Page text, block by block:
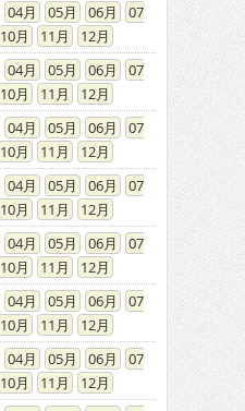
04 05 06
07
10 11
12
04 05 06
07
10 11
12
04 05 06
07
10 11
12
04 05 06
07
10 11
12
04 05 06
07
10 11
12
04 05 06
07
10 11
12
04 05 06
07
10 11
12